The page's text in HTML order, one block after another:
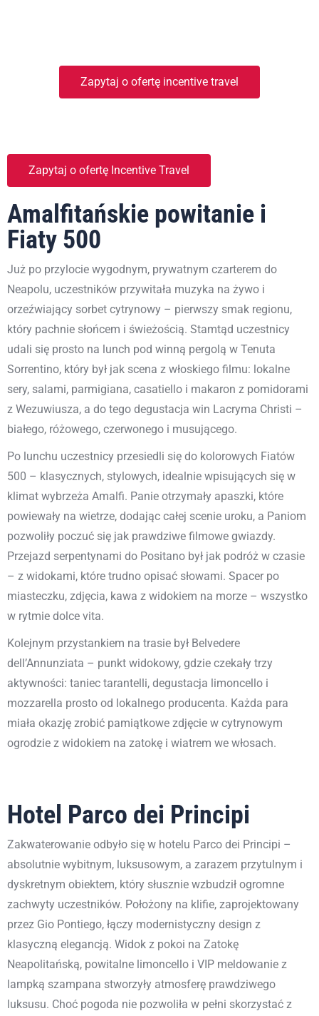
Zapytaj o ofertę incentive travel
Zapytaj o ofertę Incentive Travel
Amalfitańskie powitanie i
Fiaty 500
Już po przylocie wygodnym, prywatnym czarterem do
Neapolu, uczestników przywitała muzyka na żywo i
orzeźwiający sorbet cytrynowy – pierwszy smak regionu,
który pachnie słońcem i świeżością. Stamtąd uczestnicy
udali się prosto na lunch pod winną pergolą w Tenuta
Sorrentino, który był jak scena z włoskiego filmu: lokalne
sery, salami, parmigiana, casatiello i makaron z pomidorami
z Wezuwiusza, a do tego degustacja win Lacryma Christi –
białego, różowego, czerwonego i musującego.
Po lunchu uczestnicy przesiedli się do kolorowych Fiatów
500 – klasycznych, stylowych, idealnie wpisujących się w
klimat wybrzeża Amalfi. Panie otrzymały apaszki, które
powiewały na wietrze, dodając całej scenie uroku, a Paniom
pozwoliły poczuć się jak prawdziwe filmowe gwiazdy.
Przejazd serpentynami do Positano był jak podróż w czasie
– z widokami, które trudno opisać słowami. Spacer po
miasteczku, zdjęcia, kawa z widokiem na morze – wszystko
w rytmie dolce vita.
Kolejnym przystankiem na trasie był Belvedere
dell’Annunziata – punkt widokowy, gdzie czekały trzy
aktywności: taniec tarantelli, degustacja limoncello i
mozzarella prosto od lokalnego producenta. Każda para
miała okazję zrobić pamiątkowe zdjęcie w cytrynowym
ogrodzie z widokiem na zatokę i wiatrem we włosach.
Hotel Parco dei Principi
Zakwaterowanie odbyło się w hotelu Parco dei Principi –
absolutnie wybitnym, luksusowym, a zarazem przytulnym i
dyskretnym obiektem, który słusznie wzbudził ogromne
zachwyty uczestników. Położony na klifie, zaprojektowany
przez Gio Pontiego, łączy modernistyczny design z
klasyczną elegancją. Widok z pokoi na Zatokę
Neapolitańską, powitalne limoncello i VIP meldowanie z
lampką szampana stworzyły atmosferę prawdziwego
luksusu. Choć pogoda nie pozwoliła w pełni skorzystać z